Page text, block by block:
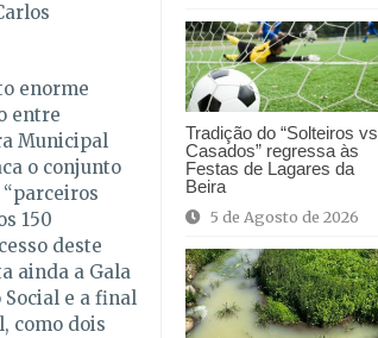
Tradição do “Solteiros vs
Casados” regressa às
Festas de Lagares da
Beira
5 de Agosto de 2026
enorme
entre
Municipal
o conjunto
150
deste
ainda a Gala
e a final
como dois